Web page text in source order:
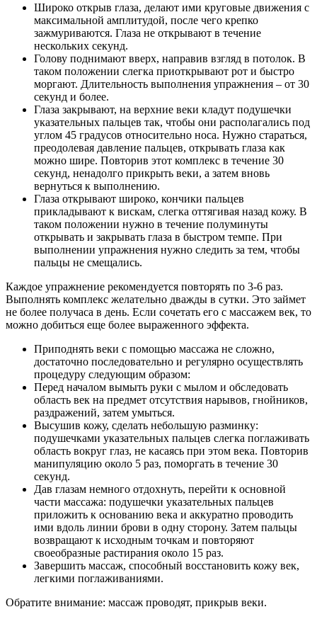
Широко открыв глаза, делают ими круговые движения с
максимальной амплитудой, после чего крепко
зажмуриваются. Глаза не открывают в течение
нескольких секунд.
Голову поднимают вверх, направив взгляд в потолок. В
таком положении слегка приоткрывают рот и быстро
моргают. Длительность выполнения упражнения – от 30
секунд и более.
Глаза закрывают, на верхние веки кладут подушечки
указательных пальцев так, чтобы они располагались под
углом 45 градусов относительно носа. Нужно стараться,
преодолевая давление пальцев, открывать глаза как
можно шире. Повторив этот комплекс в течение 30
секунд, ненадолго прикрыть веки, а затем вновь
вернуться к выполнению.
Глаза открывают широко, кончики пальцев
прикладывают к вискам, слегка оттягивая назад кожу. В
таком положении нужно в течение полуминуты
открывать и закрывать глаза в быстром темпе. При
выполнении упражнения нужно следить за тем, чтобы
пальцы не смещались.
Каждое упражнение рекомендуется повторять по 3-6 раз.
Выполнять комплекс желательно дважды в сутки. Это займет
не более получаса в день. Если сочетать его с массажем век, то
можно добиться еще более выраженного эффекта.
Приподнять веки с помощью массажа не сложно,
достаточно последовательно и регулярно осуществлять
процедуру следующим образом:
Перед началом вымыть руки с мылом и обследовать
область век на предмет отсутствия нарывов, гнойников,
раздражений, затем умыться.
Высушив кожу, сделать небольшую разминку:
подушечками указательных пальцев слегка поглаживать
область вокруг глаз, не касаясь при этом века. Повторив
манипуляцию около 5 раз, поморгать в течение 30
секунд.
Дав глазам немного отдохнуть, перейти к основной
части массажа: подушечки указательных пальцев
приложить к основанию века и аккуратно проводить
ими вдоль линии брови в одну сторону. Затем пальцы
возвращают к исходным точкам и повторяют
своеобразные растирания около 15 раз.
Завершить массаж, способный восстановить кожу век,
легкими поглаживаниями.
Обратите внимание: массаж проводят, прикрыв веки.